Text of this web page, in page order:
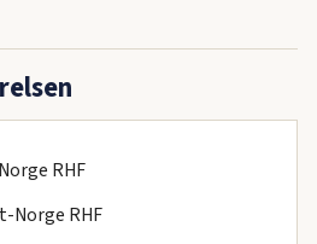
RHF
Norge RHF